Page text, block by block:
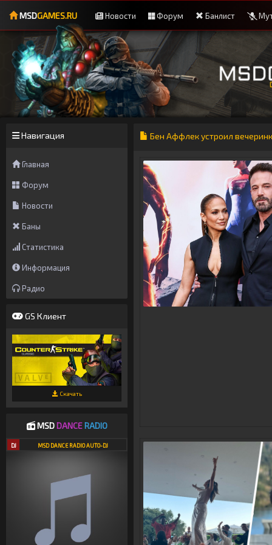
MSDGAMES.RU Новости Форум Банлист
Навигация
Главная
Форум
Новости
Баны
Статистика
Информация
Радио
GS Клиент
Скачать
MSDDANCE RADIO
DJ MSD DANCE RADIO AUTO-DJ
Бен Аффлек устроил